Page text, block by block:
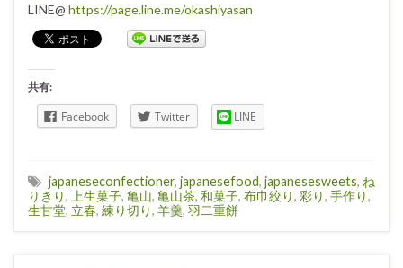
LINE@ https://page.line.me/okashiyasan
共有:
Facebook Twitter LINE
japaneseconfectioner, japanesefood, japanesesweets, ね
りきり, 上生菓子, 亀山, 亀山茶, 和菓子, 布巾絞り, 彩り, 手作り,
生甘堂, 立春, 練り切り, 羊羹, 羽二重餅